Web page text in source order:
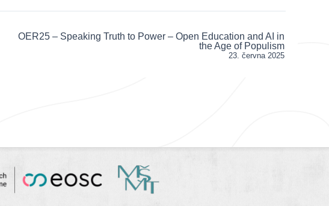
OER25 – Speaking Truth to Power – Open Education and AI in
the Age of Populism
23. června 2025